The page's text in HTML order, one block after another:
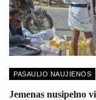
PASAULIO NAUJIENOS
Jemenas nusipelno